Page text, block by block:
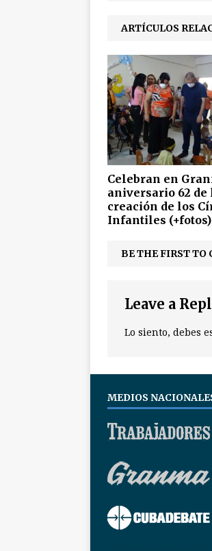
ARTÍCULOS
Celebran en
aniversario 62 de
creación de los
Infantiles (+fotos)
BE THE FIRST TO
Leave a
Lo siento, debes
MEDIOS